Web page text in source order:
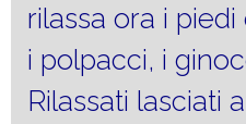
rilassa ora i
i polpacci, i
Rilassati lasciati